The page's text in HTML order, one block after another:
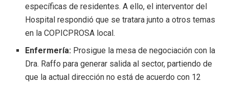
específicas de residentes. A ello, el interventor del
Hospital respondió que se tratara junto a otros temas
en la COPICPROSA local.
Enfermería: Prosigue la mesa de negociación con la
Dra. Raffo para generar salida al sector, partiendo de
que la actual dirección no está de acuerdo con 12